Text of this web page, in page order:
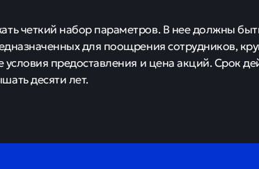
четкий набор параметров. В нее должны
для поощрения сотрудников,
условия предоставления и цена акций. Срок
десяти лет.